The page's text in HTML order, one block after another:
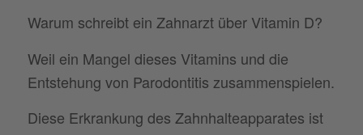
Warum schreibt ein Zahnarzt über Vitamin D?
Weil ein Mangel dieses Vitamins und die
Entstehung von Parodontitis zusammenspielen.
Diese Erkrankung des Zahnhalteapparates ist